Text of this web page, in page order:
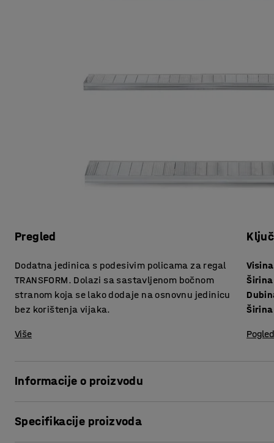
Pregled
Dodatna jedinica s podesivim policama za regal
TRANSFORM. Dolazi sa sastavljenom bočnom
stranom koja se lako dodaje na osnovnu jedinicu
bez korištenja vijaka.
Više
Visina
Širina
Informacije o proizvodu
samo jedan završni okvir, što pojednostavljuje montažu.
Specifikacije proizvoda